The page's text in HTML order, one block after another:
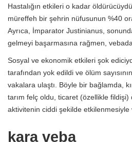
Hastalığın etkileri o kadar
müreffeh bir şehrin nüfusunun %40
Ayrıca, İmparator Justinianus,
gelmeyi başarmasına rağmen,
Sosyal ve ekonomik etkileri şok
tarafından yok edildi ve ölüm
vakalara ulaştı. Böyle bir bağlamda,
tarım felç oldu, ticaret (özellikle
aktivitenin ciddi şekilde etkilenmesiyle
kara veba